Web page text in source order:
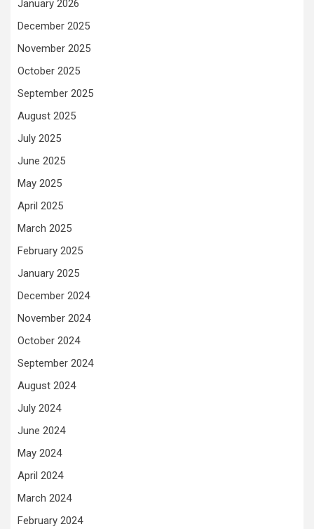
January 2026
December 2025
November 2025
October 2025
September 2025
August 2025
July 2025
June 2025
May 2025
April 2025
March 2025
February 2025
January 2025
December 2024
November 2024
October 2024
September 2024
August 2024
July 2024
June 2024
May 2024
April 2024
March 2024
February 2024